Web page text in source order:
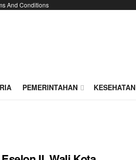
And Conditions
PEMERINTAHAN KESEHATAN